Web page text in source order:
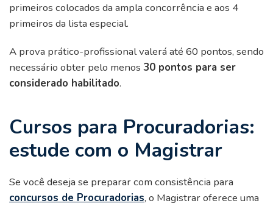
primeiros colocados da ampla concorrência e aos 4
primeiros da lista especial.
A prova prático-profissional valerá até 60 pontos, sendo
necessário obter pelo menos 30 pontos para ser
considerado habilitado.
Cursos para Procuradorias:
estude com o Magistrar
Se você deseja se preparar com consistência para
concursos de Procuradorias, o Magistrar oferece uma